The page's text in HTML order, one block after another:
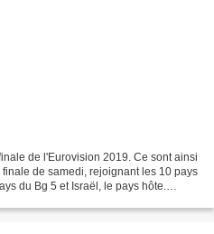
de l'Eurovision 2019. Ce sont ainsi
de samedi, rejoignant les 10 pays
du Bg 5 et Israël, le pays hôte.